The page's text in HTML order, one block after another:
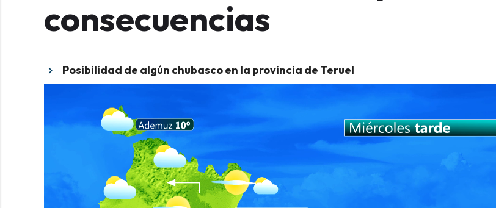
consecuencias
Posibilidad de algún chubasco en la provincia de Teruel